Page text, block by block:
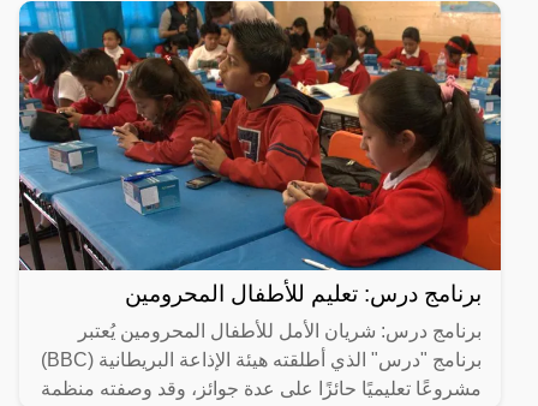
برنامج درس: تعليم للأطفال المحرومين
برنامج درس: شريان الأمل للأطفال المحرومين يُعتبر
برنامج "درس" الذي أطلقته هيئة الإذاعة البريطانية (BBC)
مشروعًا تعليميًا حائزًا على عدة جوائز، وقد وصفته منظمة